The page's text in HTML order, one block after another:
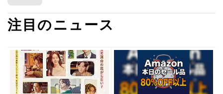
注目のニュース